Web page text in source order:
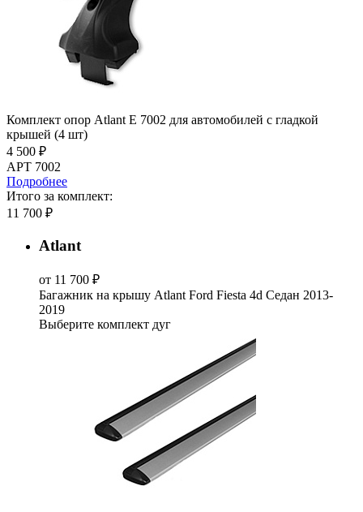
Комплект опор Atlant E 7002 для автомобилей c гладкой
крышей (4 шт)
4 500 ₽
АРТ 7002
Подробнее
Итого за комплект:
11 700 ₽
Atlant
от 11 700 ₽
Багажник на крышу Atlant Ford Fiesta 4d Седан 2013-
2019
Выберите комплект дуг